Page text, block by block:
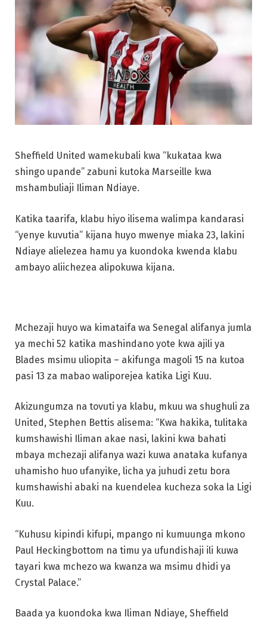
Sheffield United wamekubali kwa “kukataa kwa
shingo upande” zabuni kutoka Marseille kwa
mshambuliaji Iliman Ndiaye.
Katika taarifa, klabu hiyo ilisema walimpa kandarasi
“yenye kuvutia” kijana huyo mwenye miaka 23, lakini
Ndiaye alielezea hamu ya kuondoka kwenda klabu
ambayo aliichezea alipokuwa kijana.
Mchezaji huyo wa kimataifa wa Senegal alifanya jumla
ya mechi 52 katika mashindano yote kwa ajili ya
Blades msimu uliopita – akifunga magoli 15 na kutoa
pasi 13 za mabao waliporejea katika Ligi Kuu.
Akizungumza na tovuti ya klabu, mkuu wa shughuli za
United, Stephen Bettis alisema: “Kwa hakika, tulitaka
kumshawishi Iliman akae nasi, lakini kwa bahati
mbaya mchezaji alifanya wazi kuwa anataka kufanya
uhamisho huo ufanyike, licha ya juhudi zetu bora
kumshawishi abaki na kuendelea kucheza soka la Ligi
Kuu.
“Kuhusu kipindi kifupi, mpango ni kumuunga mkono
Paul Heckingbottom na timu ya ufundishaji ili kuwa
tayari kwa mchezo wa kwanza wa msimu dhidi ya
Crystal Palace.”
Baada ya kuondoka kwa Iliman Ndiaye, Sheffield